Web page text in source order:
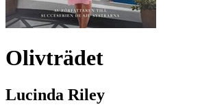
Olivträdet
Lucinda Riley